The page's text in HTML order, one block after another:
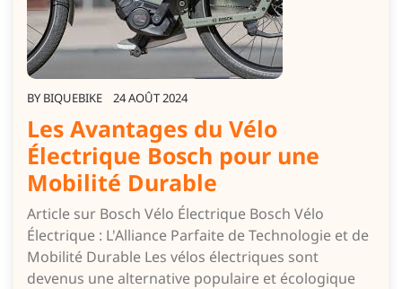
BY BIQUEBIKE 24 AOÛT 2024
Les Avantages du Vélo
Électrique Bosch pour une
Mobilité Durable
Article sur Bosch Vélo Électrique Bosch Vélo
Électrique : L'Alliance Parfaite de Technologie et de
Mobilité Durable Les vélos électriques sont
devenus une alternative populaire et écologique